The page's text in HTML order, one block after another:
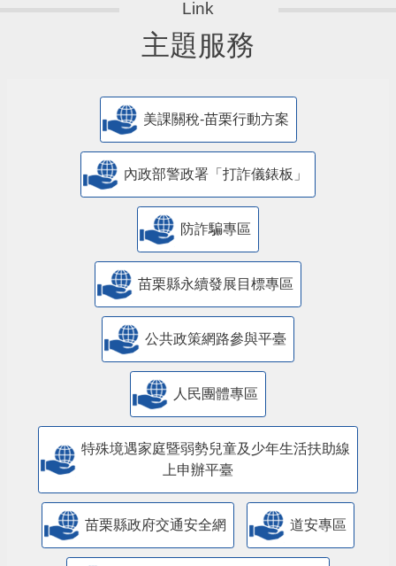
主題服務
美課關稅-苗栗行動方案
內政部警政署「打詐儀錶板」
防詐騙專區
苗栗縣永續發展目標專區
公共政策網路參與平臺
人民團體專區
特殊境遇家庭暨弱勢兒童及少年生活扶助線
上申辦平臺
苗栗縣政府交通安全網 道安專區